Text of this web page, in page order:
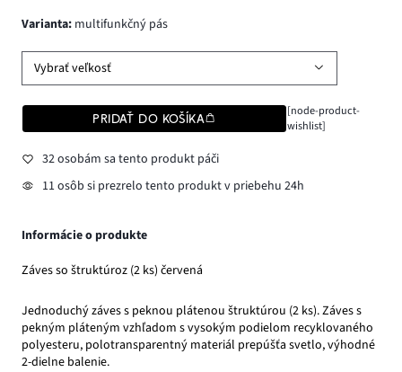
varianta: multifunkčný pás
Vybrať veľkosť
PRIDAŤ DO KOŠÍKA
[node-product-
wishlist]
32 osobám sa tento produkt páči
11 osôb si prezrelo tento produkt v priebehu 24h
Informácie o produkte
Záves so štruktúroz (2 ks) červená
Jednoduchý záves s peknou plátenou štruktúrou (2 ks). Záves s
pekným pláteným vzhľadom s vysokým podielom recyklovaného
polyesteru, polotransparentný materiál prepúšťa svetlo, výhodné
2-dielne balenie.